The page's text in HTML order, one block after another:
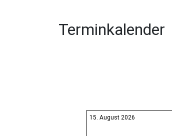
Terminkalender
15. August 2026